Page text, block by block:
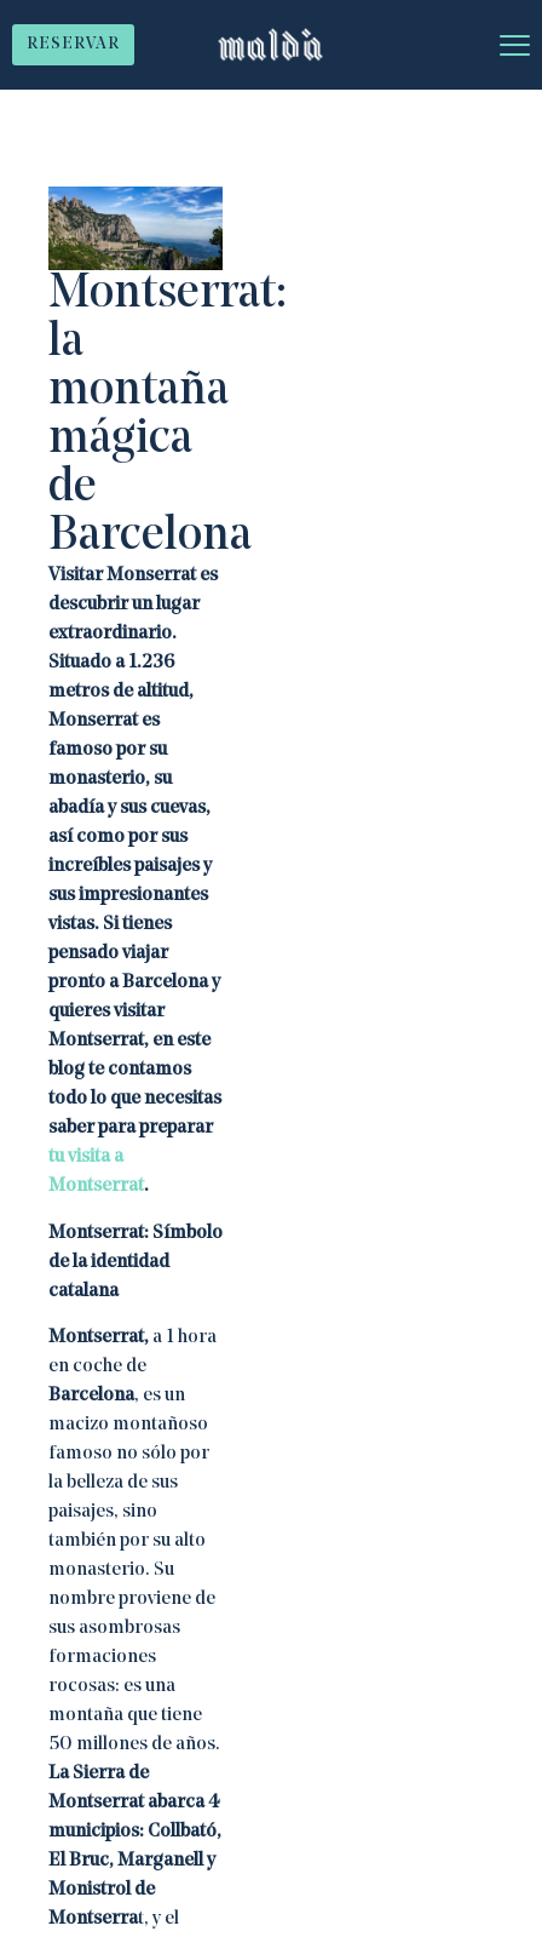
RESERVAR
Montserrat:
la
montaña
mágica
de
Barcelona
Visitar Monserrat es
descubrir un lugar
extraordinario.
Situado a 1.236
metros de altitud,
Monserrat es
famoso por su
monasterio, su
abadía y sus cuevas,
así como por sus
increíbles paisajes y
sus impresionantes
vistas. Si tienes
pensado viajar
pronto a Barcelona y
quieres visitar
Montserrat, en este
blog te contamos
todo lo que necesitas
saber para preparar
tu visita a
Montserrat.
Montserrat: Símbolo
de la identidad
catalana
Montserrat, a 1 hora
en coche de
Barcelona, es un
macizo montañoso
famoso no sólo por
la belleza de sus
paisajes, sino
también por su alto
monasterio. Su
nombre proviene de
sus asombrosas
formaciones
rocosas: es una
montaña que tiene
50 millones de años.
La Sierra de
Montserrat abarca 4
municipios: Collbató,
El Bruc, Marganell y
Monistrol de
Montserrat, y el